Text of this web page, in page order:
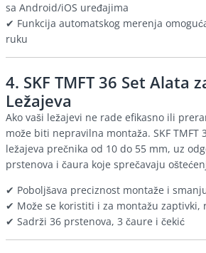
sa Android/iOS uređajima
✔ Funkcija automatskog merenja
ruku
4. SKF TMFT 36 Set Alata
Ležajeva
Ako vaši ležajevi ne rade efikasno ili
može biti nepravilna montaža. SKF TMFT
ležajeva prečnika od 10 do 55 mm, uz
prstenova i čaura koje sprečavaju
✔ Poboljšava preciznost montaže i
✔ Može se koristiti i za montažu zaptivki,
✔ Sadrži 36 prstenova, 3 čaure i čekić